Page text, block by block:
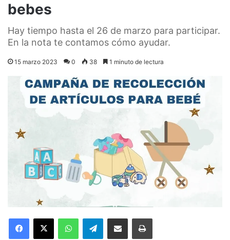
bebes
Hay tiempo hasta el 26 de marzo para participar.
En la nota te contamos cómo ayudar.
15 marzo 2023 0 38 1 minuto de lectura
Telegram